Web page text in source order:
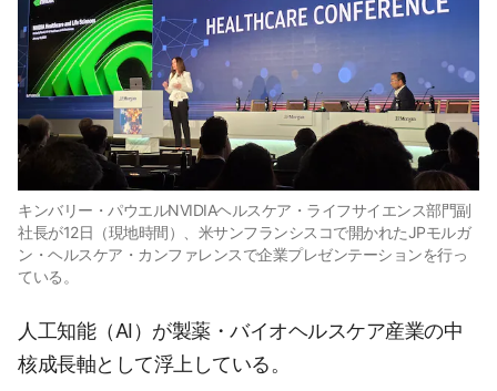
キンバリー・パウエルNVIDIAヘルスケア・ライフサイエンス部門副
社長が12日（現地時間）、米サンフランシスコで開かれたJPモルガ
ン・ヘルスケア・カンファレンスで企業プレゼンテーションを行っ
ている。
人工知能（AI）が製薬・バイオヘルスケア産業の中
核成長軸として浮上している。